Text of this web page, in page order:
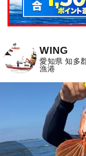
WING
愛知県 知多
漁港